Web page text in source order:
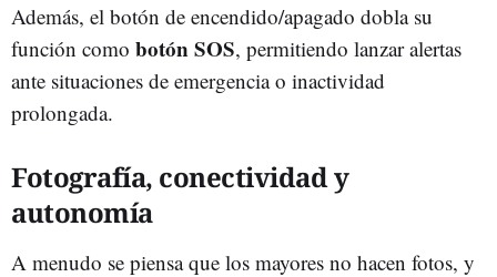
Además, el botón de encendido/apagado dobla su
función como botón SOS, permitiendo lanzar alertas
ante situaciones de emergencia o inactividad
prolongada.
Fotografía, conectividad y
autonomía
A menudo se piensa que los mayores no hacen fotos, y